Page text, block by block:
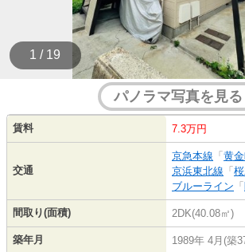
1 / 19
パノラマ写真を見る
賃料 7.3万円
交通
京急本線 「 黄
京浜東北線 「
ブルーライン 「
間取り(面積) 2DK(40.08㎡)
築年月 1989年 4月(築